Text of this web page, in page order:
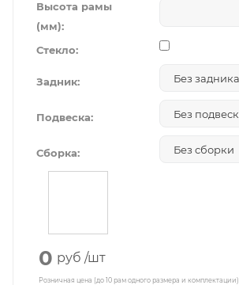
Высота рамы
(мм):
Стекло:
Задник:
Подвеска:
Сборка:
0 руб /шт
Розничная цена (до 10 рам одного размера и комплектации)